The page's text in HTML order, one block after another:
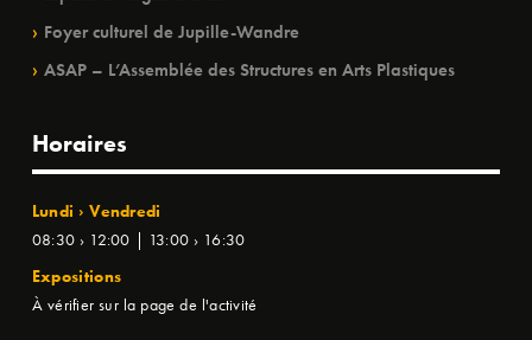
Foyer culturel de Jupille-Wandre
ASAP – L’Assemblée des Structures en Arts Plastiques
Horaires
Lundi › Vendredi
08:30 › 12:00 | 13:00 › 16:30
Expositions
À vérifier sur la page de l'activité